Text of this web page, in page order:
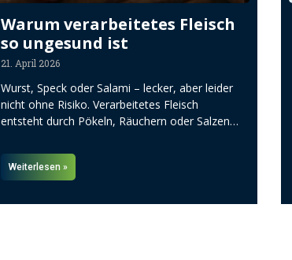
Warum verarbeitetes Fleisch
so ungesund ist
21. April 2026
Wurst, Speck oder Salami – lecker, aber leider
nicht ohne Risiko. Verarbeitetes Fleisch
entsteht durch Pökeln, Räuchern oder Salzen…
Weiterlesen »